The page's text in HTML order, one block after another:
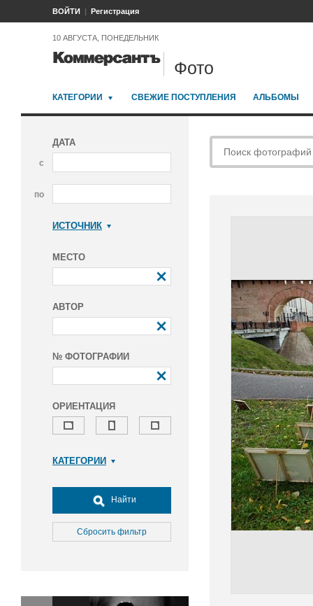
ВОЙТИ Регистрация
10 АВГУСТА, ПОНЕДЕЛЬНИК
Фото
КАТЕГОРИИ СВЕЖИЕ ПОСТУПЛЕНИЯ АЛЬБОМЫ
ДАТА
с
по
ИСТОЧНИК
МЕСТО
АВТОР
№ ФОТОГРАФИИ
ОРИЕНТАЦИЯ
КАТЕГОРИИ
Досуг, туризм и отдых
Культура
Медицина
Окружающая среда
Найти
Сбросить фильтр